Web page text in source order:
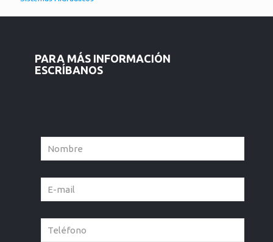
PARA MÁS INFORMACIÓN
ESCRÍBANOS